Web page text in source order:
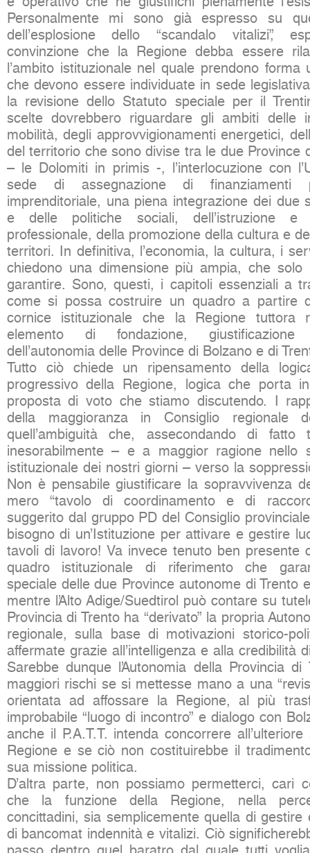
Personalmente mi sono già espresso su
dell’esplosione dello “scandalo vitalizi”,
convinzione che la Regione debba essere
l’ambito istituzionale nel quale prendono
che devono essere individuate in sede
la revisione dello Statuto speciale per il
scelte dovrebbero riguardare gli ambiti delle
mobilità, degli approvvigionamenti energetici,
del territorio che sono divise tra le due Province
– le Dolomiti in primis -, l’interlocuzione con
sede di assegnazione di
imprenditoriale, una piena integrazione dei due
e delle politiche sociali, dell’istruzione e
professionale, della promozione della cultura e
territori. In definitiva, l’economia, la cultura, i
chiedono una dimensione più ampia, che
garantire. Sono, questi, i capitoli essenziali a
come si possa costruire un quadro a partire
cornice istituzionale che la Regione tuttora
elemento di fondazione,
dell’autonomia delle Province di Bolzano e di
Tutto ciò chiede un ripensamento della
progressivo della Regione, logica che porta
proposta di voto che stiamo discutendo. I
della maggioranza in Consiglio regionale
quell’ambiguità che, assecondando di
inesorabilmente – e a maggior ragione nello
istituzionale dei nostri giorni – verso la
Non è pensabile giustificare la sopravvivenza
mero “tavolo di coordinamento e di
suggerito dal gruppo PD del Consiglio
bisogno di un’Istituzione per attivare e gestire
tavoli di lavoro! Va invece tenuto ben presente
quadro istituzionale di riferimento che
speciale delle due Province autonome di Trento
mentre l’Alto Adige/Suedtirol può contare su
Provincia di Trento ha “derivato” la propria
regionale, sulla base di motivazioni storico-
affermate grazie all’intelligenza e alla credibilità
Sarebbe dunque l’Autonomia della Provincia
maggiori rischi se si mettesse mano a una
orientata ad affossare la Regione, al più
improbabile “luogo di incontro” e dialogo con
anche il P.A.T.T. intenda concorrere
Regione e se ciò non costituirebbe il
sua missione politica.
D’altra parte, non possiamo permetterci, cari
che la funzione della Regione, nella
concittadini, sia semplicemente quella di gestire
di bancomat indennità e vitalizi. Ciò